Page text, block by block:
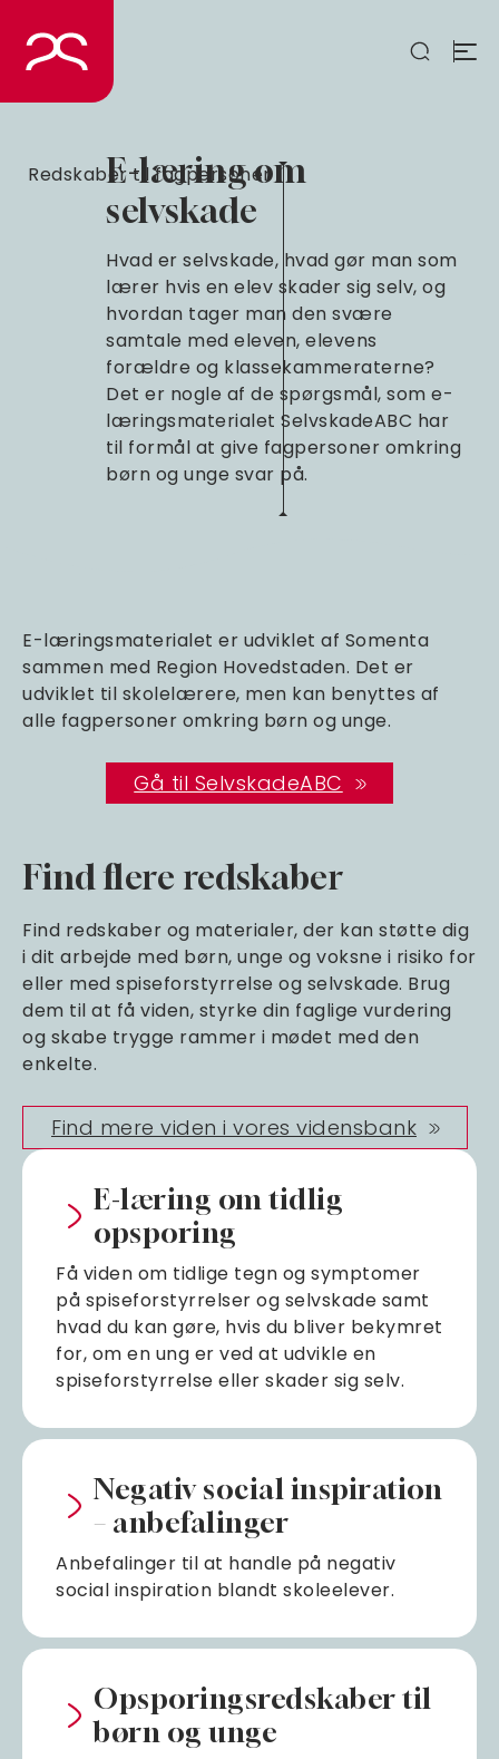
indhold
E-læring om
selvskade
Hvad er selvskade, hvad gør man som
lærer hvis en elev skader sig selv, og
hvordan tager man den svære
samtale med eleven, elevens
forældre og klassekammeraterne?
Det er nogle af de spørgsmål, som e-
læringsmaterialet SelvskadeABC har
til formål at give fagpersoner omkring
børn og unge svar på.
Redskaber til fagpersoner
E-læringsmaterialet er udviklet af Somenta
sammen med Region Hovedstaden. Det er
udviklet til skolelærere, men kan benyttes af
alle fagpersoner omkring børn og unge.
Gå til SelvskadeABC
Find flere redskaber
Find redskaber og materialer, der kan støtte dig
i dit arbejde med børn, unge og voksne i risiko for
eller med spiseforstyrrelse og selvskade. Brug
dem til at få viden, styrke din faglige vurdering
og skabe trygge rammer i mødet med den
enkelte.
Find mere viden i vores vidensbank
E-læring om tidlig
opsporing
Få viden om tidlige tegn og symptomer
på spiseforstyrrelser og selvskade samt
hvad du kan gøre, hvis du bliver bekymret
for, om en ung er ved at udvikle en
spiseforstyrrelse eller skader sig selv.
Negativ social inspiration
– anbefalinger
Anbefalinger til at handle på negativ
social inspiration blandt skoleelever.
Opsporingsredskaber til
børn og unge